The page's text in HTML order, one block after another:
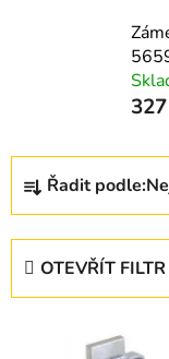
Ř
z
Řadit podle:
OTEVŘÍT FILTR